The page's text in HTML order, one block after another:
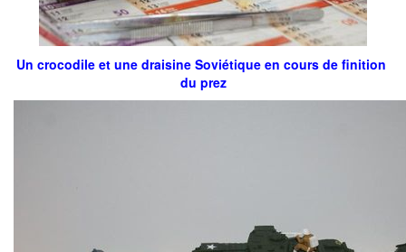
Un crocodile et une draisine Soviétique en cours de finition
du prez